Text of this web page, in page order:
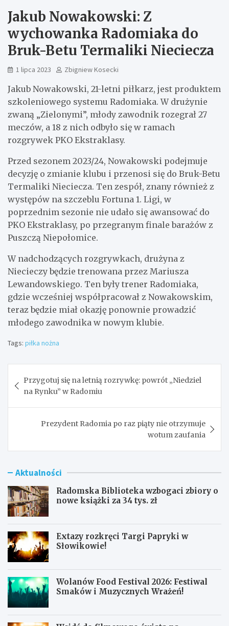
Jakub Nowakowski: Z
wychowanka Radomiaka do
Bruk-Betu Termaliki Nieciecza
1 lipca 2023 Zbigniew Kosecki
Jakub Nowakowski, 21-letni piłkarz, jest produktem
szkoleniowego systemu Radomiaka. W drużynie
zwaną „Zielonymi”, młody zawodnik rozegrał 27
meczów, a 18 z nich odbyło się w ramach
rozgrywek PKO Ekstraklasy.
Przed sezonem 2023/24, Nowakowski podejmuje
decyzję o zmianie klubu i przenosi się do Bruk-Betu
Termaliki Nieciecza. Ten zespół, znany również z
występów na szczeblu Fortuna 1. Ligi, w
poprzednim sezonie nie udało się awansować do
PKO Ekstraklasy, po przegranym finale barażów z
Puszczą Niepołomice.
W nadchodzących rozgrywkach, drużyna z
Niecieczy będzie trenowana przez Mariusza
Lewandowskiego. Ten były trener Radomiaka,
gdzie wcześniej współpracował z Nowakowskim,
teraz będzie miał okazję ponownie prowadzić
młodego zawodnika w nowym klubie.
Tags: piłka nożna
wpisu
Przygotuj się na letnią rozrywkę: powrót „Niedziel
na Rynku” w Radomiu
Prezydent Radomia po raz piąty nie otrzymuje
wotum zaufania
Aktualności
Radomska Biblioteka wzbogaci zbiory o
nowe książki za 34 tys. zł
Extazy rozkręci Targi Papryki w
Słowikowie!
Wolanów Food Festival 2026: Festiwal
Smaków i Muzycznych Wrażeń!